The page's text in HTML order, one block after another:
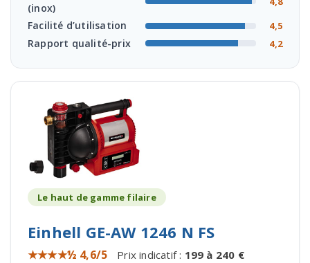
(inox)
Facilité d’utilisation 4,5
Rapport qualité-prix 4,2
Le haut de gamme filaire
Einhell GE-AW 1246 N FS
★★★★½ 4,6/5 Prix indicatif : 199 à 240 €